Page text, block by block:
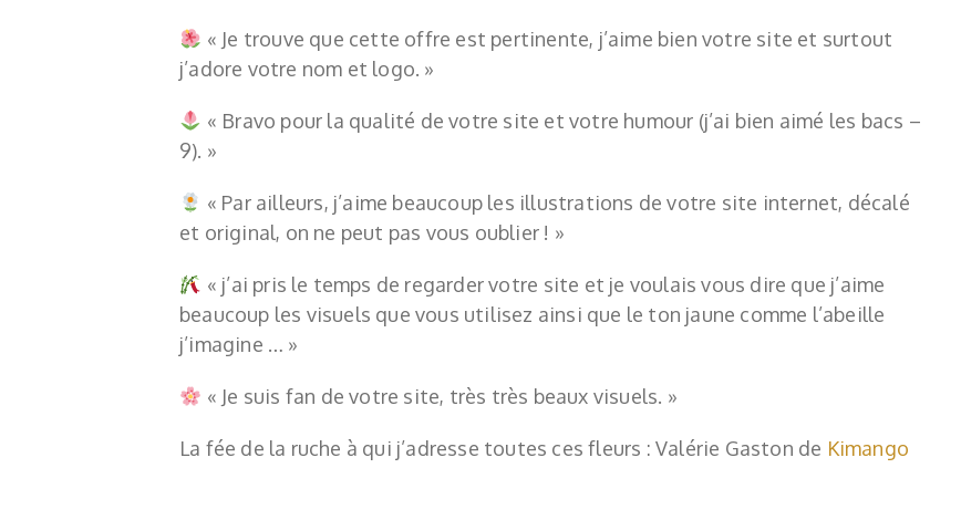
« Je trouve que cette offre est pertinente, j’aime bien votre site et surtout
j’adore votre nom et logo. »
« Bravo pour la qualité de votre site et votre humour (j’ai bien aimé les bacs –
9). »
« Par ailleurs, j’aime beaucoup les illustrations de votre site internet, décalé
et original, on ne peut pas vous oublier ! »
« j’ai pris le temps de regarder votre site et je voulais vous dire que j’aime
beaucoup les visuels que vous utilisez ainsi que le ton jaune comme l’abeille
j’imagine … »
« Je suis fan de votre site, très très beaux visuels. »
La fée de la ruche à qui j’adresse toutes ces fleurs : Valérie Gaston de Kimango